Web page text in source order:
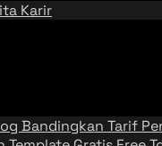
Karir
Bandingkan Tarif